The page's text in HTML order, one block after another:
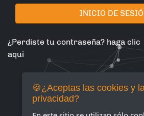
INICIO DE
¿Perdiste tu contraseña? haga clic
aqui
🍪¿Aceptas las cookies y
privacidad?